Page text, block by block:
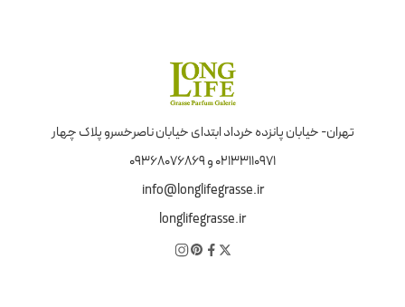
تهران- خیابان پانزده خرداد ابتدای خیابان ناصرخسرو پلاک چهار
02133110971 و 09368076869
info@longlifegrasse.ir
longlifegrasse.ir